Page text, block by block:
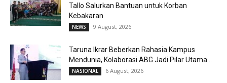
Tallo Salurkan Bantuan untuk Korban
Kebakaran
NEWS 9 August, 2026
Taruna Ikrar Beberkan Rahasia Kampus
Mendunia, Kolaborasi ABG Jadi Pilar Utama...
NASIONAL 6 August, 2026